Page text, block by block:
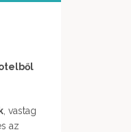
, vastag
az